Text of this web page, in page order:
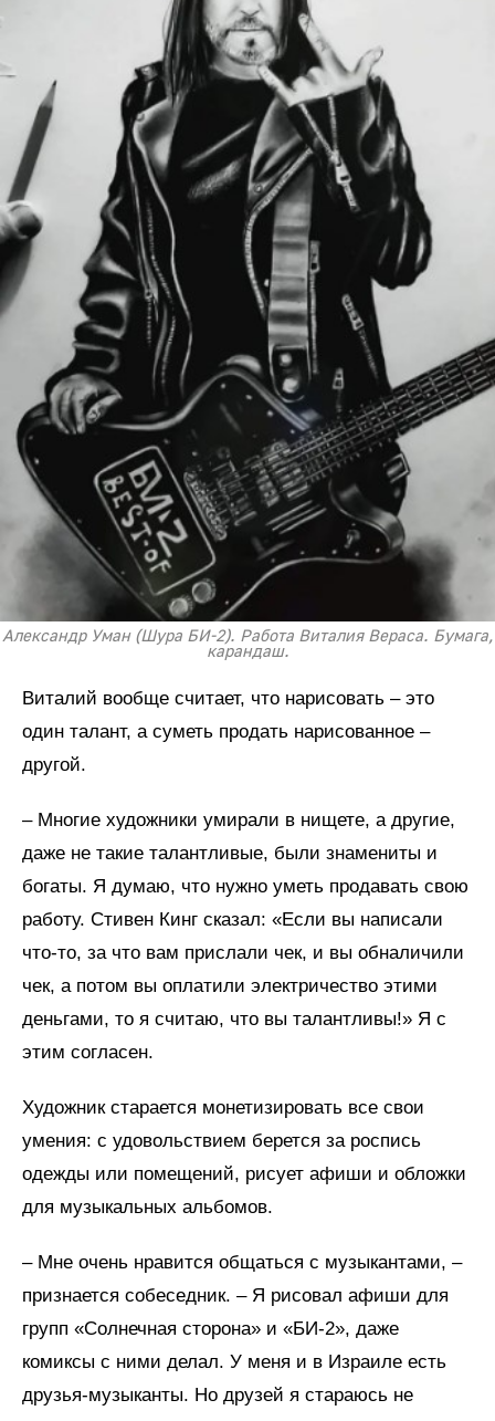
Александр Уман (Шура БИ-2). Работа Виталия Вераса. Бумага,
карандаш.
Виталий вообще считает, что нарисовать – это
один талант, а суметь продать нарисованное –
другой.
– Многие художники умирали в нищете, а другие,
даже не такие талантливые, были знамениты и
богаты. Я думаю, что нужно уметь продавать свою
работу. Стивен Кинг сказал: «Если вы написали
что-то, за что вам прислали чек, и вы обналичили
чек, а потом вы оплатили электричество этими
деньгами, то я считаю, что вы талантливы!» Я с
этим согласен.
Художник старается монетизировать все свои
умения: с удовольствием берется за роспись
одежды или помещений, рисует афиши и обложки
для музыкальных альбомов.
– Мне очень нравится общаться с музыкантами, –
признается собеседник. – Я рисовал афиши для
групп «Солнечная сторона» и «БИ-2», даже
комиксы с ними делал. У меня и в Израиле есть
друзья-музыканты. Но друзей я стараюсь не